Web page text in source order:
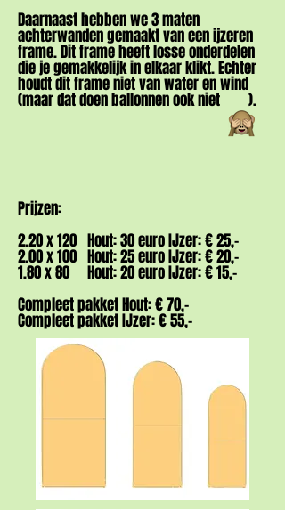
Daarnaast hebben we 3 maten
achterwanden gemaakt van een ijzeren
frame. Dit frame heeft losse onderdelen
die je gemakkelijk in elkaar klikt. Echter
houdt dit frame niet van water en wind
(maar dat doen ballonnen ook niet ).
Prijzen:
2.20 x 120 Hout: 30 euro IJzer: € 25,-
2.00 x 100 Hout: 25 euro IJzer: € 20,-
1.80 x 80 Hout: 20 euro IJzer: € 15,-
Compleet pakket Hout: € 70,-
Compleet pakket IJzer: € 55,-